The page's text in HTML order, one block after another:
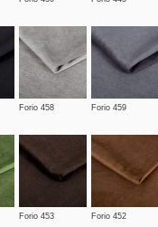
Forio 458 Forio 459
Forio 453 Forio 452